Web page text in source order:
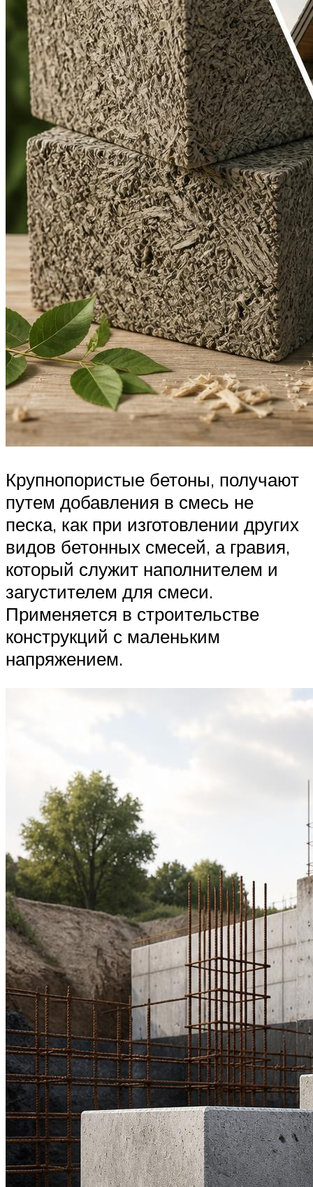
Крупнопористые бетоны, получают
путем добавления в смесь не
песка, как при изготовлении других
видов бетонных смесей, а гравия,
который служит наполнителем и
загустителем для смеси.
Применяется в строительстве
конструкций с маленьким
напряжением.